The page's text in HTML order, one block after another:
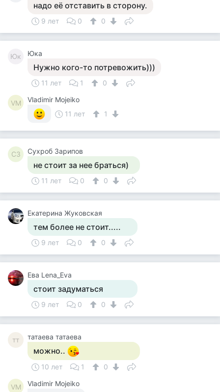
надо её отставить в сторону.
9 лет 0 0
Юк Юка
Нужно кого-то потревожить)))
11 лет 1 0
VM
Vladimir Mojeiko
11 лет
1
СЗ Сухроб Зарипов
не стоит за нее браться)
11 лет 0 0
Екатерина Жуковская
тем более не стоит.....
9 лет 0 0
Ева Lena_Eva
стоит задуматься
9 лет 0 0
тт татаева татаева
можно..
10 лет 1 0
VM Vladimir Mojeiko